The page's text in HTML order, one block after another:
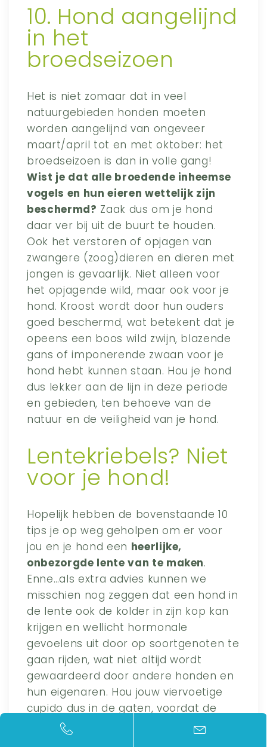
10. Hond aangelijnd
in het
broedseizoen
Het is niet zomaar dat in veel
natuurgebieden honden moeten
worden aangelijnd van ongeveer
maart/april tot en met oktober: het
broedseizoen is dan in volle gang!
Wist je dat alle broedende inheemse
vogels en hun eieren wettelijk zijn
beschermd? Zaak dus om je hond
daar ver bij uit de buurt te houden.
Ook het verstoren of opjagen van
zwangere (zoog)dieren en dieren met
jongen is gevaarlijk. Niet alleen voor
het opjagende wild, maar ook voor je
hond. Kroost wordt door hun ouders
goed beschermd, wat betekent dat je
opeens een boos wild zwijn, blazende
gans of imponerende zwaan voor je
hond hebt kunnen staan. Hou je hond
dus lekker aan de lijn in deze periode
en gebieden, ten behoeve van de
natuur en de veiligheid van je hond.
Lentekriebels? Niet
voor je hond!
Hopelijk hebben de bovenstaande 10
tips je op weg geholpen om er voor
jou en je hond een heerlijke,
onbezorgde lente van te maken.
Enne…als extra advies kunnen we
misschien nog zeggen dat een hond in
de lente ook de kolder in zijn kop kan
krijgen en wellicht hormonale
gevoelens uit door op soortgenoten te
gaan rijden, wat niet altijd wordt
gewaardeerd door andere honden en
hun eigenaren. Hou jouw viervoetige
cupido dus in de gaten, voordat de
figuurlijke bloemetjes en bijtjes het